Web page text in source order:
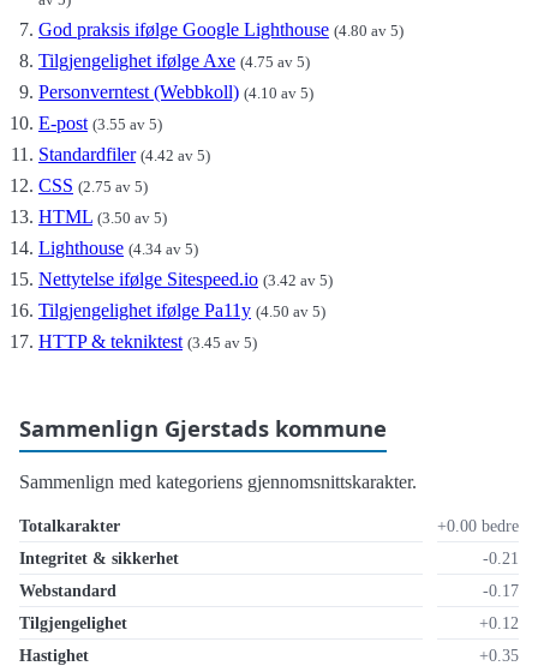
God praksis ifølge Google Lighthouse (4.80 av 5)
Tilgjengelighet ifølge Axe (4.75 av 5)
Personverntest (Webbkoll) (4.10 av 5)
E-post (3.55 av 5)
Standardfiler (4.42 av 5)
CSS (2.75 av 5)
HTML (3.50 av 5)
Lighthouse (4.34 av 5)
Nettytelse ifølge Sitespeed.io (3.42 av 5)
Tilgjengelighet ifølge Pa11y (4.50 av 5)
HTTP & tekniktest (3.45 av 5)
Sammenlign Gjerstads kommune
Sammenlign med kategoriens gjennomsnittskarakter.
Totalkarakter
+0.00 bedre
Integritet & sikkerhet
-0.21
Webstandard
-0.17
Tilgjengelighet
+0.12
Hastighet
+0.35